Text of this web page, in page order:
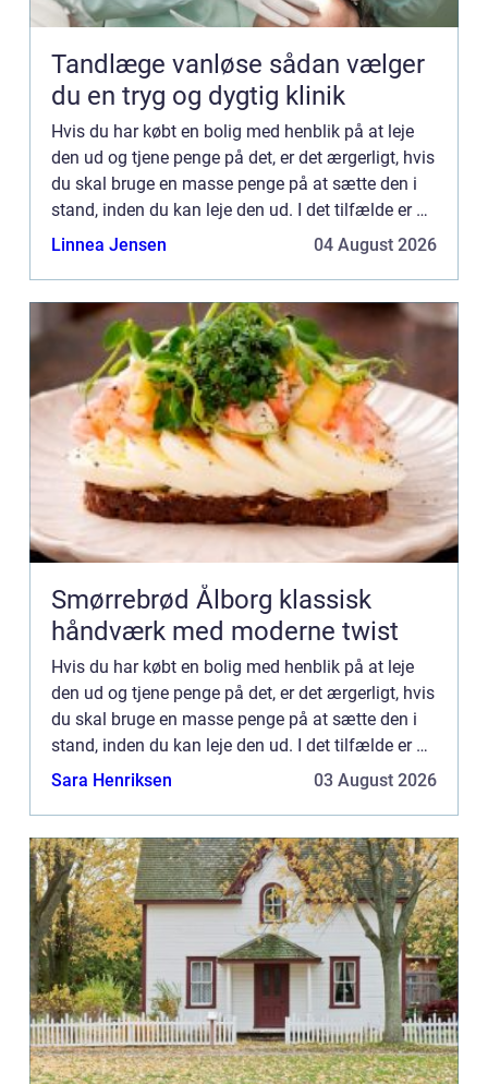
Tandlæge vanløse sådan vælger
du en tryg og dygtig klinik
Hvis du har købt en bolig med henblik på at leje
den ud og tjene penge på det, er det ærgerligt, hvis
du skal bruge en masse penge på at sætte den i
stand, inden du kan leje den ud. I det tilfælde er du
sikk...
Linnea Jensen 04 August 2026
Smørrebrød Ålborg klassisk
håndværk med moderne twist
Hvis du har købt en bolig med henblik på at leje
den ud og tjene penge på det, er det ærgerligt, hvis
du skal bruge en masse penge på at sætte den i
stand, inden du kan leje den ud. I det tilfælde er du
sikk...
Sara Henriksen 03 August 2026